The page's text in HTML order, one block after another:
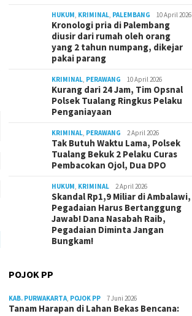
HUKUM KRIMINAL PALEMBANG 10 April 2026
Kronologi pria di Palembang
diusir dari rumah oleh orang
yang 2 tahun numpang, dikejar
pakai parang
KRIMINAL PERAWANG 10 April 2026
Kurang dari 24 Jam, Tim Opsnal
Polsek Tualang Ringkus Pelaku
Penganiayaan
KRIMINAL PERAWANG 2 April 2026
Tak Butuh Waktu Lama, Polsek
Tualang Bekuk 2 Pelaku Curas
Pembacokan Ojol, Dua DPO
HUKUM KRIMINAL 2 April 2026
Skandal Rp1,9 Miliar di Ambalawi,
Pegadaian Harus Bertanggung
Jawab! Dana Nasabah Raib,
Pegadaian Diminta Jangan
Bungkam!
POJOK PP
KAB. PURWAKARTA POJOK PP 7 Juni 2026
Tanam Harapan di Lahan Bekas Bencana: